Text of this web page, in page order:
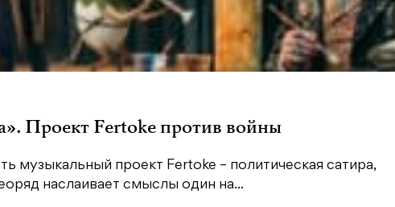
Проект Fertoke против войны
музыкальный проект Fertoke – политическая сатира,
наслаивает смыслы один на...